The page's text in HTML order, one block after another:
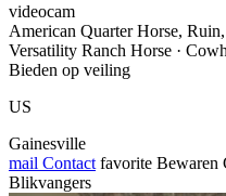
videocam
American Quarter Horse,
Versatility Ranch Horse ·
Bieden op veiling
US
Gainesville
mail Contact favorite Bewaren
Blikvangers